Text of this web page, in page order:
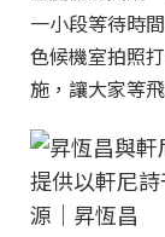
一小段等待時
色候機室拍照
施，讓大家等